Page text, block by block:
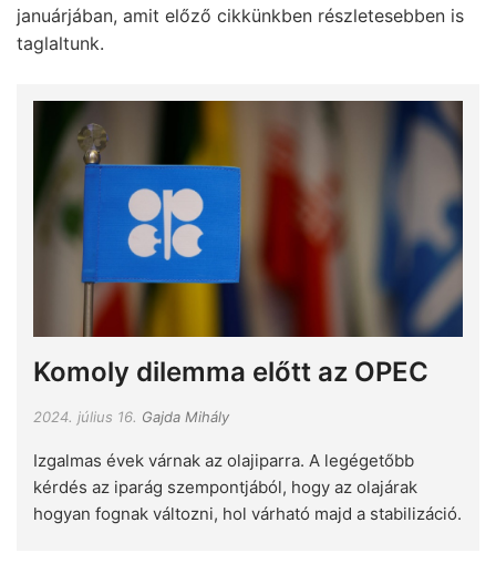
januárjában, amit előző cikkünkben részletesebben is
taglaltunk.
Komoly dilemma előtt az OPEC
2024. július 16. Gajda Mihály
Izgalmas évek várnak az olajiparra. A legégetőbb
kérdés az iparág szempontjából, hogy az olajárak
hogyan fognak változni, hol várható majd a stabilizáció.